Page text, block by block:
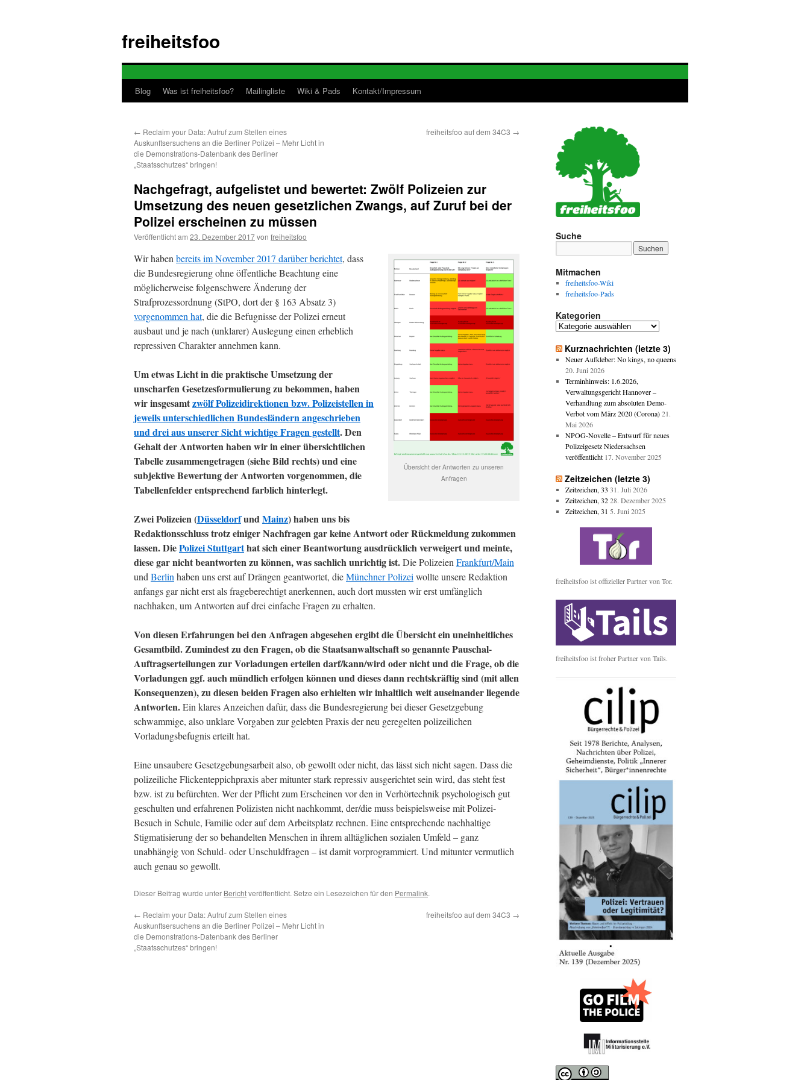
springen
freiheitsfoo
Blog Was ist freiheitsfoo? Mailingliste Wiki & Pads Kontakt/Impressum
← Reclaim your Data: Aufruf zum Stellen eines
Auskunftsersuchens an die Berliner Polizei – Mehr Licht in
die Demonstrations-Datenbank des Berliner
„Staatsschutzes“ bringen!
freiheitsfoo auf dem 34C3 →
Nachgefragt, aufgelistet und bewertet: Zwölf Polizeien zur
Umsetzung des neuen gesetzlichen Zwangs, auf Zuruf bei der
Polizei erscheinen zu müssen
Veröffentlicht am 23. Dezember 2017von freiheitsfoo
Übersicht der Antworten zu unseren
Anfragen
Wir haben bereits im November 2017 darüber berichtet, dass
die Bundesregierung ohne öffentliche Beachtung eine
möglicherweise folgenschwere Änderung der
Strafprozessordnung (StPO, dort der § 163 Absatz 3)
vorgenommen hat, die die Befugnisse der Polizei erneut
ausbaut und je nach (unklarer) Auslegung einen erheblich
repressiven Charakter annehmen kann.
Um etwas Licht in die praktische Umsetzung der
unscharfen Gesetzesformulierung zu bekommen, haben
wir insgesamtzwölf Polizeidirektionen bzw. Polizeistellen in
jeweils unterschiedlichen Bundesländern angeschrieben
und drei aus unserer Sicht wichtige Fragen gestellt. Den
Gehalt der Antworten haben wir in einer übersichtlichen
Tabelle zusammengetragen (siehe Bild rechts) und eine
subjektive Bewertung der Antworten vorgenommen, die
Tabellenfelder entsprechend farblich hinterlegt.
Zwei Polizeien (DüsseldorfundMainz) haben uns bis
Redaktionsschluss trotz einiger Nachfragen gar keine Antwort oder Rückmeldung zukommen
lassen. DiePolizei Stuttgarthat sich einer Beantwortung ausdrücklich verweigert und meinte,
diese gar nicht beantworten zu können, was sachlich unrichtig ist.Die Polizeien Frankfurt/Main
und Berlin haben uns erst auf Drängen geantwortet, dieMünchner Polizei wollte unsere Redaktion
anfangs gar nicht erst als frageberechtigt anerkennen, auch dort mussten wir erst umfänglich
nachhaken, um Antworten auf drei einfache Fragen zu erhalten.
Von diesen Erfahrungen bei den Anfragen abgesehen ergibt die Übersicht ein uneinheitliches
Gesamtbild. Zumindest zu den Fragen, ob die Staatsanwaltschaft so genannte Pauschal-
Auftragserteilungen zur Vorladungen erteilen darf/kann/wird oder nicht und die Frage, ob die
Vorladungen ggf. auch mündlich erfolgen können und dieses dann rechtskräftig sind (mit allen
Konsequenzen), zu diesen beiden Fragen also erhielten wir inhaltlich weit auseinander liegende
Antworten.Ein klares Anzeichen dafür, dass die Bundesregierung bei dieser Gesetzgebung
schwammige, also unklare Vorgaben zur gelebten Praxis der neu geregelten polizeilichen
Vorladungsbefugnis erteilt hat.
Eine unsaubere Gesetzgebungsarbeit also, ob gewollt oder nicht, das lässt sich nicht sagen. Dass die
polizeiliche Flickenteppichpraxis aber mitunter stark repressiv ausgerichtet sein wird, das steht fest
bzw. ist zu befürchten. Wer der Pflicht zum Erscheinen vor den in Verhörtechnik psychologisch gut
geschulten und erfahrenen Polizisten nicht nachkommt, der/die muss beispielsweise mit Polizei-
Besuch in Schule, Familie oder auf dem Arbeitsplatz rechnen. Eine entsprechende nachhaltige
Stigmatisierung der so behandelten Menschen in ihrem alltäglichen sozialen Umfeld – ganz
unabhängig von Schuld- oder Unschuldfragen – ist damit vorprogrammiert. Und mitunter vermutlich
auch genau so gewollt.
Dieser Beitrag wurde unter Berichtveröffentlicht. Setze ein Lesezeichen für den Permalink.
← Reclaim your Data: Aufruf zum Stellen eines
Auskunftsersuchens an die Berliner Polizei – Mehr Licht in
die Demonstrations-Datenbank des Berliner
„Staatsschutzes“ bringen!
freiheitsfoo auf dem 34C3 →
Suche
Mitmachen
freiheitsfoo-Wiki
freiheitsfoo-Pads
Kategorien
Kategorien
Kurznachrichten (letzte 3)
Neuer Aufkleber: No kings, no queens
20. Juni 2026
Terminhinweis: 1.6.2026,
Verwaltungsgericht Hannover –
Verhandlung zum absoluten Demo-
Verbot vom März 2020 (Corona) 21.
Mai 2026
NPOG-Novelle – Entwurf für neues
Polizeigesetz Niedersachsen
veröffentlicht 17. November 2025
Zeitzeichen (letzte 3)
Zeitzeichen, 33 31. Juli 2026
Zeitzeichen, 32 28. Dezember 2025
Zeitzeichen, 31 5. Juni 2025
freiheitsfoo ist offizieller Partner von Tor.
freiheitsfoo ist froher Partner von Tails.